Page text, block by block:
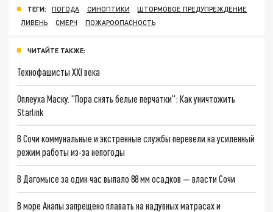
ТЕГИ: ПОГОДА СИНОПТИКИ
ШТОРМОВОЕ ПРЕДУПРЕЖДЕНИЕ
ЛИВЕНЬ
СМЕРЧ ПОЖАРООПАСНОСТЬ
ЧИТАЙТЕ ТАКЖЕ:
Технофашисты XXI века
Оплеуха Маску. "Пора снять белые перчатки": Как уничтожить
Starlink
В Сочи коммунальные и экстренные службы перевели на усиленный
режим работы из-за непогоды
В Дагомысе за один час выпало 88 мм осадков — власти Сочи
В море Анапы запрещено плавать на надувных матрасах и